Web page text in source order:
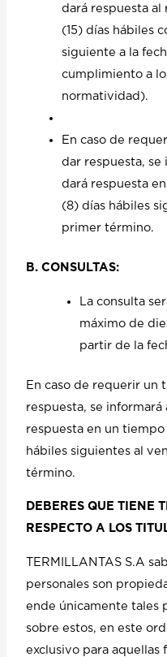
dará respuesta
(15) días hábiles
siguiente a la
cumplimiento a
normatividad).
En caso de
dar respuesta, se
dará respuesta
(8) días hábiles
primer término.
B. CONSULTAS:
La consulta
máximo de
partir de la
En caso de requerir un
respuesta, se
respuesta en un
hábiles siguientes al
término.
DEBERES QUE TIENE
RESPECTO A LOS
TERMILLANTAS S.A
personales son
ende únicamente tales
sobre estos, en este
exclusivo para aquellas